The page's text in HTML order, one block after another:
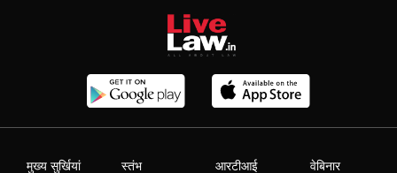
मुख्य सुर्खियां स्तंभ आरटीआई वेबिनार